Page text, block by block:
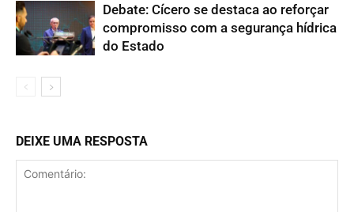
Debate: Cícero se destaca ao reforçar
compromisso com a segurança hídrica
do Estado
DEIXE UMA RESPOSTA